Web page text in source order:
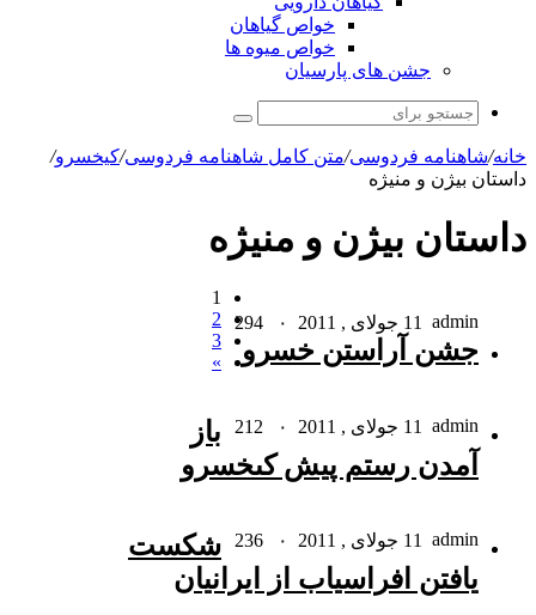
خواص گیاهان
خواص میوه ها
جشن های پارسیان
جستجو
برای
خانه/شاهنامه فردوسی/متن کامل شاهنامه فردوسی/کیخسرو/
داستان بیژن و منیژه
داستان بیژن و منیژه
admin 11 جولای , 2011 ۰
جشن آراستن خسرو
admin 11 جولای , 2011 ۰
باز
آمدن رستم پیش کى‏خسرو
admin 11 جولای , 2011 ۰
شکست
یافتن افراسیاب از ایرانیان
1
2
3
»